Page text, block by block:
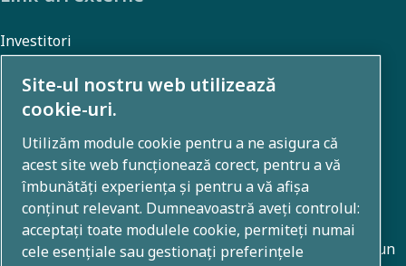
Investitori
Despre noi
Grupul Atlas Copco dezvoltă soluții inovatoare în toate
domeniile de activitate, inclusiv tehnici de compresie a
aerului, vid, industriale și de alimentare cu energie. Cu un
Site-ul nostru web utilizează
cookie-uri.
Utilizăm module cookie pentru a ne asigura că
acest site web funcționează corect, pentru a vă
îmbunătăți experiența și pentru a vă afișa
conținut relevant. Dumneavoastră aveți controlul:
acceptați toate modulele cookie, permiteți numai
cele esențiale sau gestionați preferințele